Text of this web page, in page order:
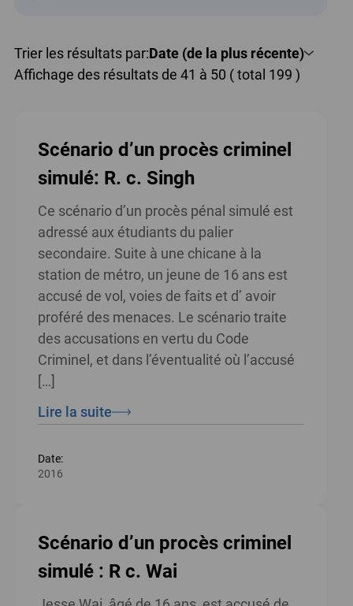
Affichage des résultats de 41 à 50 ( total 199 )
Trier les résultats par:Date (de la plus récente)
Scénario d’un procès criminel
simulé: R. c. Singh
Ce scénario d’un procès pénal simulé est
adressé aux étudiants du palier
secondaire. Suite à une chicane à la
station de métro, un jeune de 16 ans est
accusé de vol, voies de faits et d’ avoir
proféré des menaces. Le scénario traite
des accusations en vertu du Code
Criminel, et dans l’éventualité où l’accusé
[…]
Lire la suite
Date:
2016
Scénario d’un procès criminel
simulé : R c. Wai